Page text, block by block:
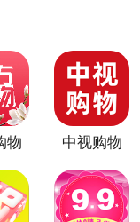
物
中视购物